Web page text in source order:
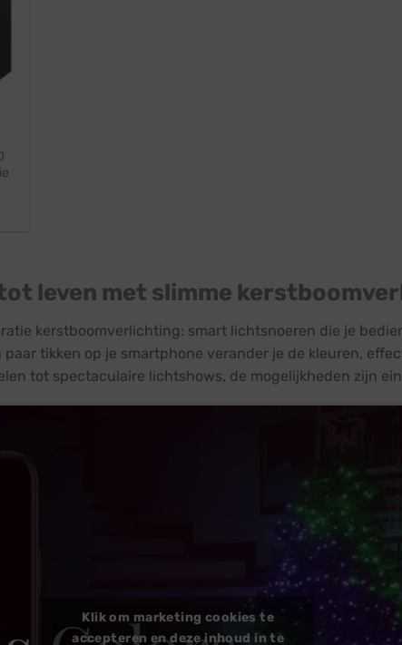
leven met slimme
kerstboomverlichting: smart lichtsnoeren die je
tikken op je smartphone verander je de kleuren,
tot spectaculaire lichtshows, de mogelijkheden zijn
Klik om marketing cookies te
accepteren en deze inhoud in te